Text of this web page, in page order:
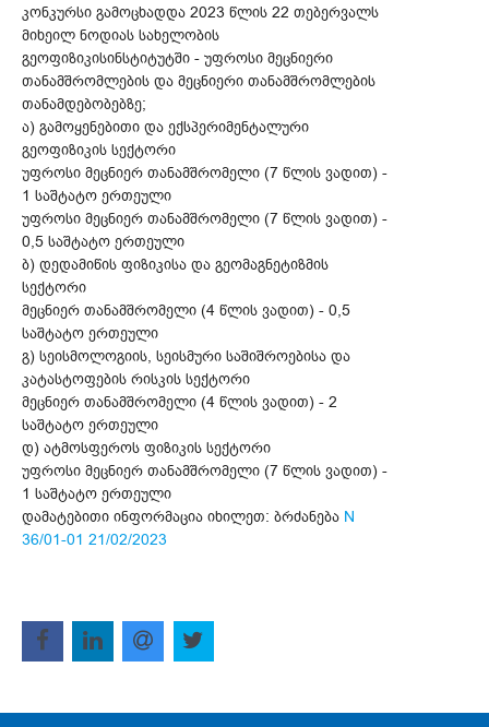
კონკურსი გამოცხადდა 2023 წლის 22 თებერვალს
მიხეილ ნოდიას სახელობის
გეოფიზიკისინსტიტუტში - უფროსი მეცნიერი
თანამშრომლების და მეცნიერი თანამშრომლების
თანამდებობებზე;
ა) გამოყენებითი და ექსპერიმენტალური
გეოფიზიკის სექტორი
უფროსი მეცნიერ თანამშრომელი (7 წლის ვადით) -
1 საშტატო ერთეული
უფროსი მეცნიერ თანამშრომელი (7 წლის ვადით) -
0,5 საშტატო ერთეული
ბ) დედამიწის ფიზიკისა და გეომაგნეტიზმის
სექტორი
მეცნიერ თანამშრომელი (4 წლის ვადით) - 0,5
საშტატო ერთეული
გ) სეისმოლოგიის, სეისმური საშიშროებისა და
კატასტოფების რისკის სექტორი
მეცნიერ თანამშრომელი (4 წლის ვადით) - 2
საშტატო ერთეული
დ) ატმოსფეროს ფიზიკის სექტორი
უფროსი მეცნიერ თანამშრომელი (7 წლის ვადით) -
1 საშტატო ერთეული
დამატებითი ინფორმაცია იხილეთ: ბრძანება N
36/01-01 21/02/2023